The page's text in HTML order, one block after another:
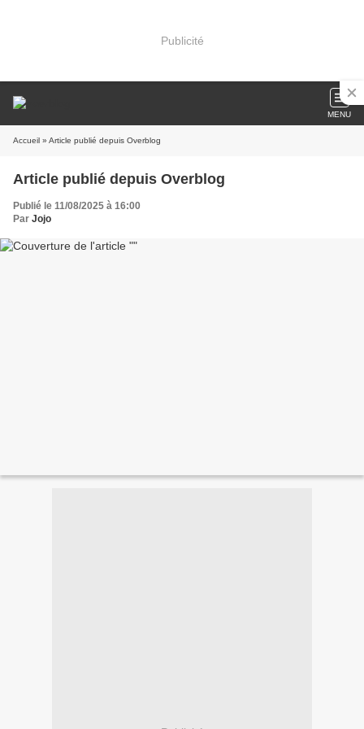
Publicité
MENU
Accueil » Article publié depuis Overblog
Article publié depuis Overblog
Publié le 11/08/2025 à 16:00
Par Jojo